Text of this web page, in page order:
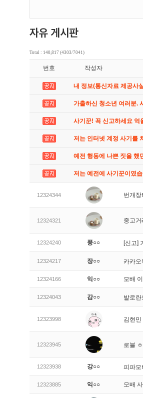
Total : 140,817 (4303/7041)
번호 작성자
내 정보(통신자료 제공사
가출하신 청소년 여러분.
사기꾼! 꼭 신고하세요 억
저는 인터넷 계정 사기를
예전 행동에 나쁜 짓을 했
저는 예전에 사기꾼이였
12324344 번개
12324321 중고
12324240 풍○○ [신고]
12324217 장○○ 카카오
12324166 익○○ 모배
12324043 감○○ 발로란
12323998 김현민
12323945 로블
12323938 강○○ 피파모
12323885 익○○ 모배